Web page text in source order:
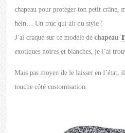
chapeau pour protéger ton petit crâne,
hein… Un truc qui ait du style !
J’ai craqué sur ce modèle dechapeau
exotiques noires et blanches, je l’ai
Mais pas moyen de le laisser en l’état,
touche côté customisation.